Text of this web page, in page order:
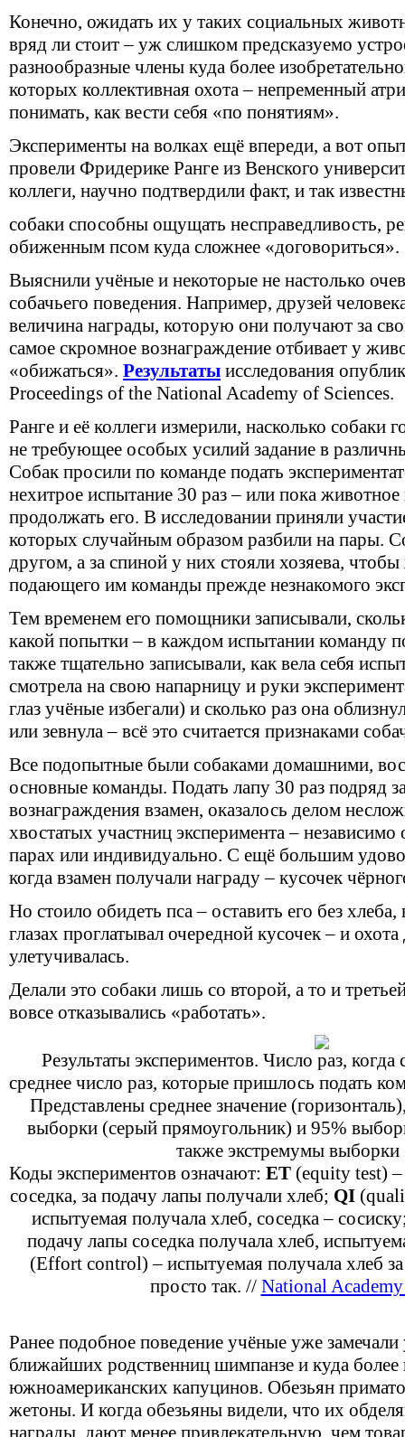
Конечно, ожидать их у таких социальных
вряд ли стоит – уж слишком предсказуемо
разнообразные члены куда более
которых коллективная охота – непременный
понимать, как вести себя «по понятиям».
Эксперименты на волках ещё впереди, а вот
провели Фридерике Ранге из Венского
коллеги, научно подтвердили факт, и так
собаки способны ощущать несправедливость,
обиженным псом куда сложнее «договориться».
Выяснили учёные и некоторые не настолько
собачьего поведения. Например, друзей
величина награды, которую они получают за
самое скромное вознаграждение отбивает у
«обижаться». Результаты исследования
Proceedings of the National Academy of Sciences.
Ранге и её коллеги измерили, насколько собаки
не требующее особых усилий задание в
Собак просили по команде подать
нехитрое испытание 30 раз – или пока животное
продолжать его. В исследовании приняли
которых случайным образом разбили на пары.
другом, а за спиной у них стояли хозяева,
подающего им команды прежде незнакомого
Тем временем его помощники записывали,
какой попытки – в каждом испытании команду
также тщательно записывали, как вела себя
смотрела на свою напарницу и руки
глаз учёные избегали) и сколько раз она
или зевнула – всё это считается признаками
Все подопытные были собаками домашними,
основные команды. Подать лапу 30 раз подряд
вознаграждения взамен, оказалось делом
хвостатых участниц эксперимента – независимо
парах или индивидуально. С ещё большим
когда взамен получали награду – кусочек
Но стоило обидеть пса – оставить его без
глазах проглатывал очередной кусочек – и
улетучивалась.
Делали это собаки лишь со второй, а то и
вовсе отказывались «работать».
Результаты экспериментов. Число раз, когда
среднее число раз, которые пришлось подать
Представлены среднее значение
выборки (серый прямоугольник) и 95%
также экстремумы выборки
Коды экспериментов означают: ET (equity test)
соседка, за подачу лапы получали хлеб; QI
испытуемая получала хлеб, соседка –
подачу лапы соседка получала хлеб,
(Effort control) – испытуемая получала хлеб
просто так. // National
Ранее подобное поведение учёные уже
ближайших родственниц шимпанзе и куда
южноамериканских капуцинов. Обезьян
жетоны. И когда обезьяны видели, что их
награды, дают менее привлекательную, чем